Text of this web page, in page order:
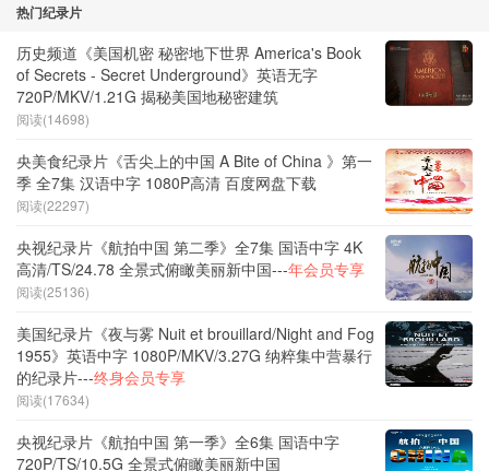
热门纪录片
历史频道《美国机密 秘密地下世界 America's Book
of Secrets - Secret Underground》英语无字
720P/MKV/1.21G 揭秘美国地秘密建筑
阅读(14698)
央美食纪录片《舌尖上的中国 A Bite of China 》第一
季 全7集 汉语中字 1080P高清 百度网盘下载
阅读(22297)
央视纪录片《航拍中国 第二季》全7集 国语中字 4K
高清/TS/24.78 全景式俯瞰美丽新中国---年会员专享
阅读(25136)
美国纪录片《夜与雾 Nuit et brouillard/Night and Fog
1955》英语中字 1080P/MKV/3.27G 纳粹集中营暴行
的纪录片---终身会员专享
阅读(17634)
央视纪录片《航拍中国 第一季》全6集 国语中字
720P/TS/10.5G 全景式俯瞰美丽新中国